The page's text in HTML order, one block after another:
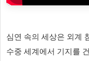
심연 속의 세상은 외계
수중 세계에서 기지를